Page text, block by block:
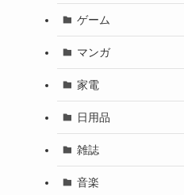
ゲーム
マンガ
家電
日用品
雑誌
音楽